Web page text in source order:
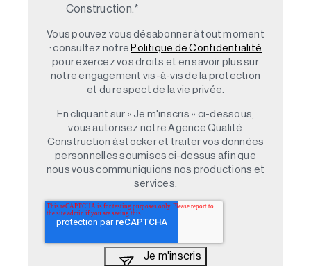
Construction. *
Vous pouvez vous désabonner à tout moment
: consultez notre Politique de Confidentialité
pour exercez vos droits et en savoir plus sur
notre engagement vis-à-vis de la protection
et du respect de la vie privée.
En cliquant sur « Je m'inscris » ci-dessous,
vous autorisez notre Agence Qualité
Construction à stocker et traiter vos données
personnelles soumises ci-dessus afin que
nous vous communiquions nos productions et
services.